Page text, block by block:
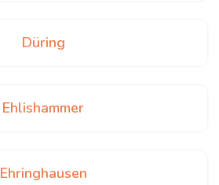
Düring
Ehlishammer
Ehringhausen